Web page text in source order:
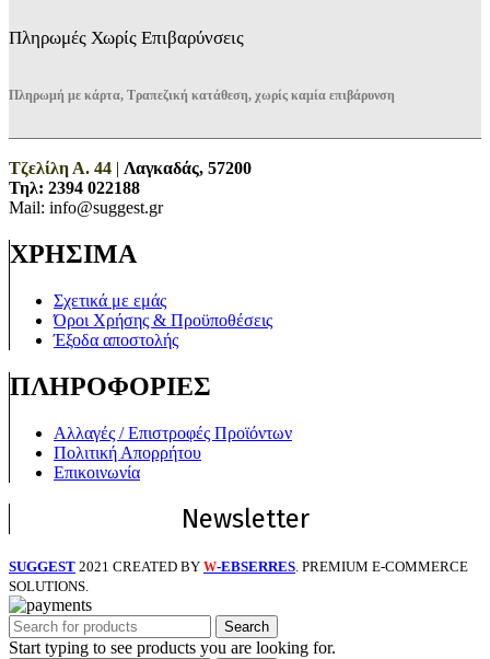
Πληρωμές Χωρίς Επιβαρύνσεις
Πληρωμή με κάρτα, Τραπεζική κατάθεση, χωρίς καμία επιβάρυνση
Τζελίλη Α. 44 | Λαγκαδάς, 57200
Τηλ: 2394 022188
Mail: info@suggest.gr
ΧΡΗΣΙΜΑ
Σχετικά με εμάς
Όροι Χρήσης & Προϋποθέσεις
Έξοδα αποστολής
ΠΛΗΡΟΦΟΡΙΕΣ
Αλλαγές / Επιστροφές Προϊόντων
Πολιτική Απορρήτου
Επικοινωνία
Newsletter
SUGGEST 2021 CREATED BY W-EBSERRES. PREMIUM E-COMMERCE
SOLUTIONS.
Search
Start typing to see products you are looking for.